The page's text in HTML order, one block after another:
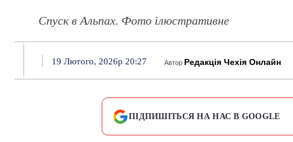
Спуск в Альпах. Фото ілюстративне
19 Лютого, 2026р 20:27 Автор Редакція Чехія Онлайн
ПІДПИШІТЬСЯ НА НАС В GOOGLE